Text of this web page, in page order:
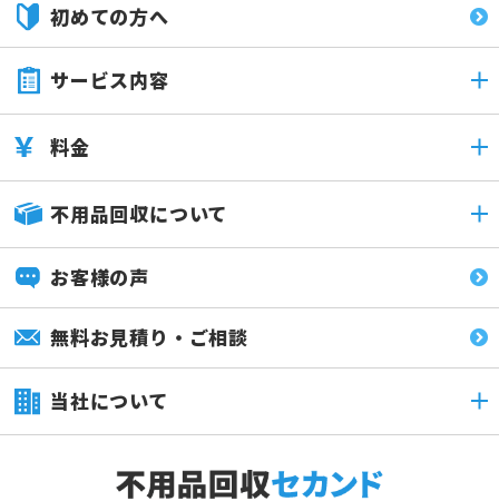
初めての方へ
サービス内容
料金
不用品回収について
お客様の声
無料お見積り・ご相談
当社について